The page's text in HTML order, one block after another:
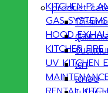
KITCHEN
GAS SYSTEMS
HOOD
KITCHEN FIRE
UV KITCHEN
product
โต๊ะสแต
ตู้สแตนเ
ชั้นสแตน
เตา
เตาอบ